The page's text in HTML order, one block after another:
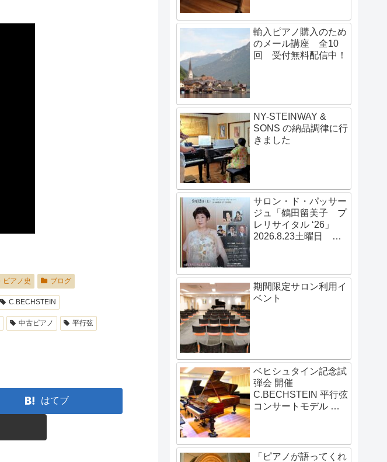
ピアノ史 ブログ
C.BECHSTEIN
中古ピアノ 平行弦
はてブ
輸入ピアノ購入のため
のメール講座 全10
回 受付無料配信中！
NY-STEINWAY &
SONS の納品調律に行
きました
サロン・ド・パッサー
ジュ「鶴田留美子 プ
レリサイタル ‘26」
2026.8.23土曜日
期間限定サロン利用イ
ベント
ベヒシュタイン記念試
弾会 開催
C.BECHSTEIN 平行弦
コンサートモデル 伝
「ピアノが語ってくれ